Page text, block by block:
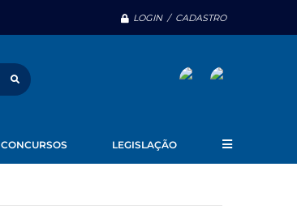
LOGIN / CADASTRO
CONCURSOS LEGISLAÇÃO